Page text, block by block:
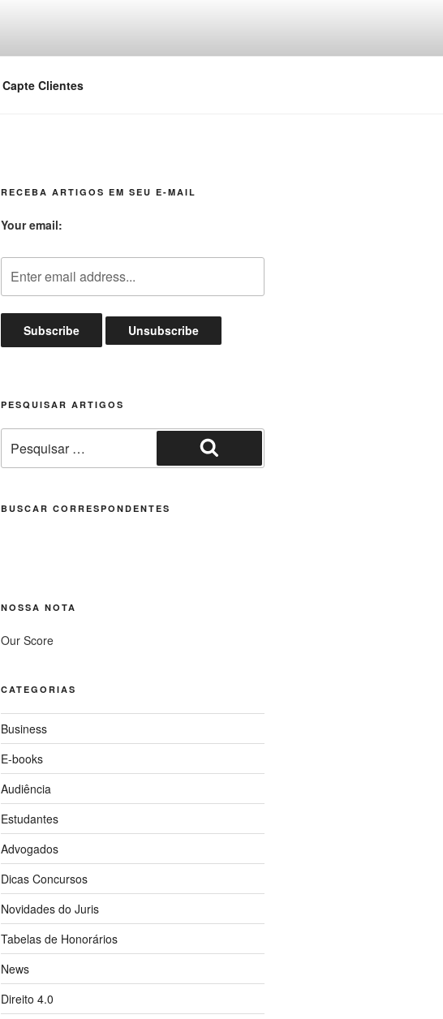
Capte Clientes
RECEBA ARTIGOS EM SEU E-MAIL
Your email:
PESQUISAR ARTIGOS
por:
Pesquisar
BUSCAR CORRESPONDENTES
NOSSA NOTA
Our Score
CATEGORIAS
Business
E-books
Audiência
Estudantes
Advogados
Dicas Concursos
Novidades do Juris
Tabelas de Honorários
News
Direito 4.0